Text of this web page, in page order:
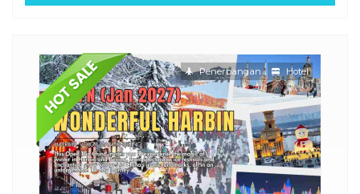
Penerbangan Hotel